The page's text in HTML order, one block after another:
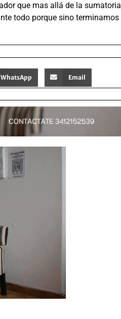
que mas allá de la sumatoria
todo porque sino terminamos
WhatsApp Email